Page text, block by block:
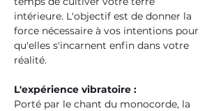
intérieure. L'objectif est de donner la
force nécessaire à vos intentions pour
qu'elles s'incarnent enfin dans votre
réalité.
L'expérience vibratoire :
Porté par le chant du monocorde, la